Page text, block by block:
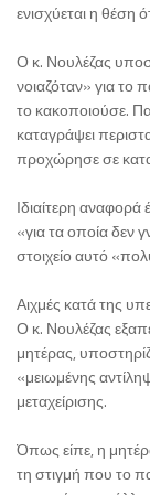
ενισχύεται η θέση
Ο κ. Νουλέζας
νοιαζόταν» για το
το κακοποιούσε.
καταγράψει
προχώρησε σε
Ιδιαίτερη
«για τα οποία δεν
στοιχείο αυτό
Αιχμές κατά της
Ο κ. Νουλέζας
μητέρας,
«μειωμένης
μεταχείρισης.
Όπως είπε, η
τη στιγμή που το